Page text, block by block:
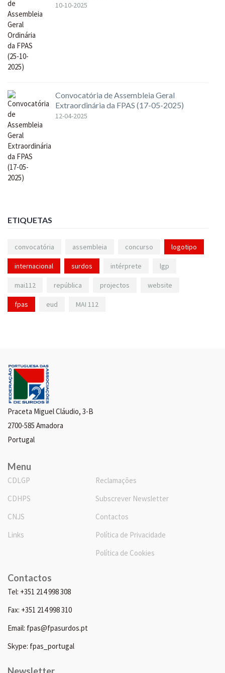
10-10-2025
Convocatória de Assembleia Geral
Extraordinária da FPAS (17-05-2025)
12-04-2025
ETIQUETAS
convocatória assembleia concurso logotipo
internacional surdos intérprete lgp
mai112 república projectos website
fpas eud MAI 112
Praceta Miguel Cláudio, 3-B
2700-585 Amadora
Portugal
Menu
CDLGP
CDHPS
CNJS
Links
Reclamações
Subscrever Newsletter
Contactos
Política de Privacidade
Política de Cookies
Contactos
Tel: +351 214 998 308
Fax: +351 214 998 310
Email: fpas@fpasurdos.pt
Skype: fpas_portugal